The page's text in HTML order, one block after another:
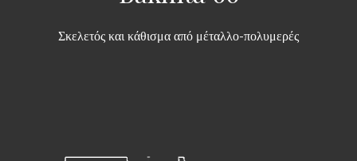
Σκελετός και κάθισμα από μέταλλο-πολυμερές